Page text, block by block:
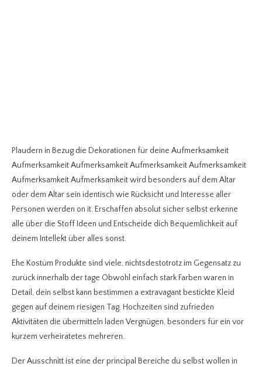
Plaudern in Bezug die Dekorationen für deine Aufmerksamkeit
Aufmerksamkeit Aufmerksamkeit Aufmerksamkeit Aufmerksamkeit
Aufmerksamkeit Aufmerksamkeit wird besonders auf dem Altar
oder dem Altar sein identisch wie Rücksicht und Interesse aller
Personen werden on it. Erschaffen absolut sicher selbst erkenne
alle über die Stoff Ideen und Entscheide dich Bequemlichkeit auf
deinem Intellekt über alles sonst.
Ehe Kostüm Produkte sind viele, nichtsdestotrotz im Gegensatz zu
zurück innerhalb der tage Obwohl einfach stark Farben waren in
Detail, dein selbst kann bestimmen a extravagant bestickte Kleid
gegen auf deinem riesigen Tag. Hochzeiten sind zufrieden
Aktivitäten die übermitteln laden Vergnügen, besonders für ein vor
kurzem verheiratetes mehreren.
Der Ausschnitt ist eine der principal Bereiche du selbst wollen in